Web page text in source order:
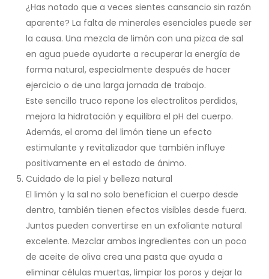
¿Has notado que a veces sientes cansancio sin razón
aparente? La falta de minerales esenciales puede ser
la causa. Una mezcla de limón con una pizca de sal
en agua puede ayudarte a recuperar la energía de
forma natural, especialmente después de hacer
ejercicio o de una larga jornada de trabajo.
Este sencillo truco repone los electrolitos perdidos,
mejora la hidratación y equilibra el pH del cuerpo.
Además, el aroma del limón tiene un efecto
estimulante y revitalizador que también influye
positivamente en el estado de ánimo.
Cuidado de la piel y belleza natural
El limón y la sal no solo benefician el cuerpo desde
dentro, también tienen efectos visibles desde fuera.
Juntos pueden convertirse en un exfoliante natural
excelente. Mezclar ambos ingredientes con un poco
de aceite de oliva crea una pasta que ayuda a
eliminar células muertas, limpiar los poros y dejar la